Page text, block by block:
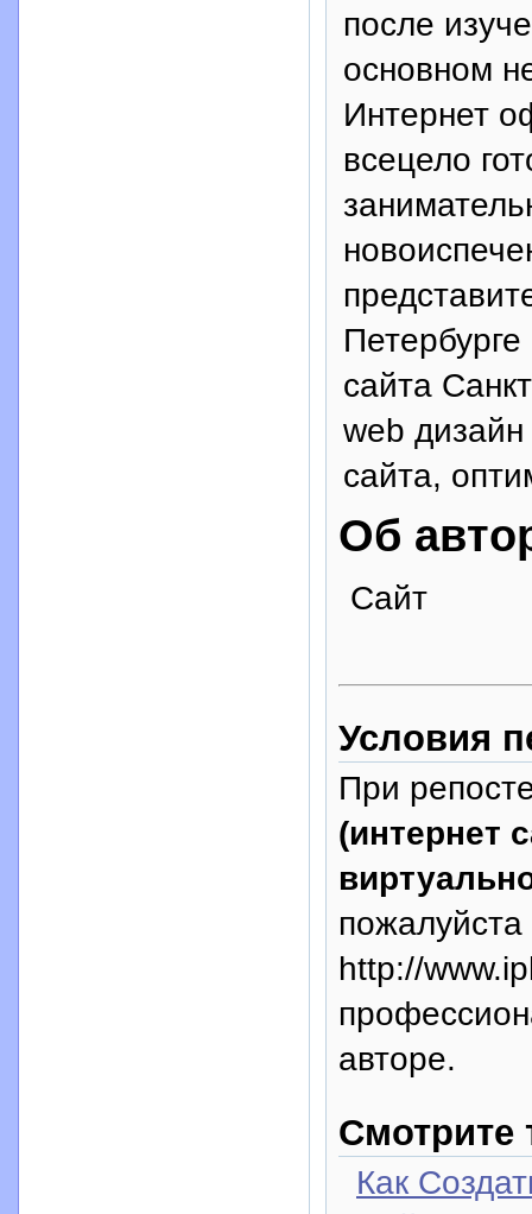
после
основном
Интернет
всецело
сайта
web
сайта,
Об
Сайт
Условия
При
(интернет
пожалуйста
http://
авторе.
Смотрите
Как